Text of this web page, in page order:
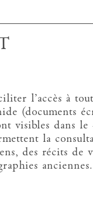
l’accès à
(documents
visibles dans le
la
des récits de
anciennes.